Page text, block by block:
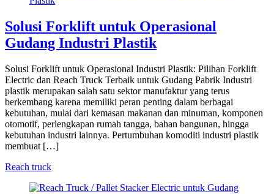
Solusi Forklift untuk Operasional
Gudang Industri Plastik
Solusi Forklift untuk Operasional Industri Plastik: Pilihan Forklift
Electric dan Reach Truck Terbaik untuk Gudang Pabrik Industri
plastik merupakan salah satu sektor manufaktur yang terus
berkembang karena memiliki peran penting dalam berbagai
kebutuhan, mulai dari kemasan makanan dan minuman, komponen
otomotif, perlengkapan rumah tangga, bahan bangunan, hingga
kebutuhan industri lainnya. Pertumbuhan komoditi industri plastik
membuat […]
Reach truck